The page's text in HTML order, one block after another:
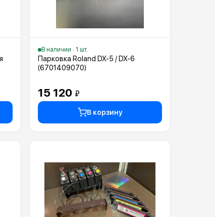
В наличии · 1 шт.
Парковка Roland DX-5 / DX-6
(6701409070)
15 120 ₽
В корзину